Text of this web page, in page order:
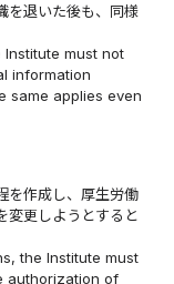
を退いた後も、同様
must not
information
same applies even
を作成し、厚生労働
変更しようとすると
the Institute must
authorization of